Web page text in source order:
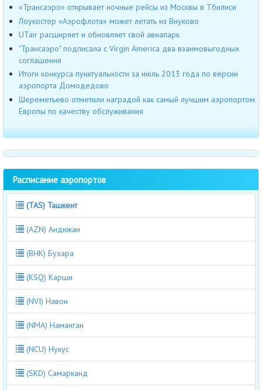
«Трансаэро» открывает ночные рейсы из Москвы в Тбилиси
Лоукостер «Аэрофлота» может летать из Внуково
UTair расширяет и обновляет свой авиапарк
"Трансаэро" подписала с Virgin America два взаимовыгодных
соглашения
Итоги конкурса пунктуальности за июль 2013 года по версии
аэропорта Домодедово
Шереметьево отметили наградой как самый лучшим аэропортом
Европы по качеству обслуживания
Расписание аэропортов
(TAS) Ташкент
(AZN) Андижан
(BHK) Бухара
(KSQ) Карши
(NVI) Навои
(NMA) Наманган
(NCU) Нукус
(SKD) Самарканд